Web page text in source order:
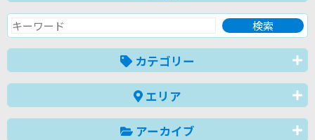
カテゴリー
エリア
アーカイブ